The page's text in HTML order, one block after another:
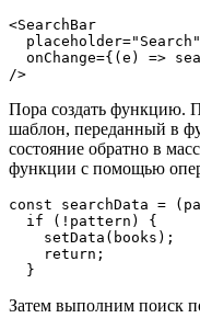
<SearchBar
/>
Пора создать функцию.
шаблон, переданный в
состояние обратно в
функции с помощью
const searchData =
  }
Затем выполним поиск